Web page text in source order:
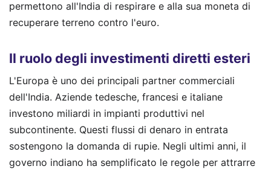
permettono all'India di respirare e alla sua moneta di
recuperare terreno contro l'euro.
Il ruolo degli investimenti diretti esteri
L'Europa è uno dei principali partner commerciali
dell'India. Aziende tedesche, francesi e italiane
investono miliardi in impianti produttivi nel
subcontinente. Questi flussi di denaro in entrata
sostengono la domanda di rupie. Negli ultimi anni, il
governo indiano ha semplificato le regole per attrarre